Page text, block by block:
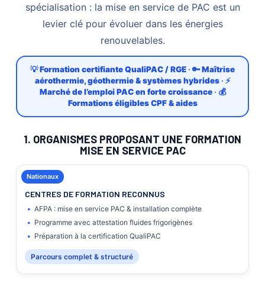
spécialisation : la mise en service de PAC est un
levier clé pour évoluer dans les énergies
renouvelables.
💡Formation certifiante QualiPAC / RGE · 🔑Maîtrise
aérothermie, géothermie & systèmes hybrides· ⚡
Marché de l’emploi PAC en forte croissance· 💰
Formations éligibles CPF & aides
1. ORGANISMES PROPOSANT UNE FORMATION
MISE EN SERVICE PAC
Nationaux
CENTRES DE FORMATION RECONNUS
AFPA : mise en service PAC & installation complète
Programme avec attestation fluides frigorigènes
Préparation à la certification QualiPAC
Parcours complet & structuré